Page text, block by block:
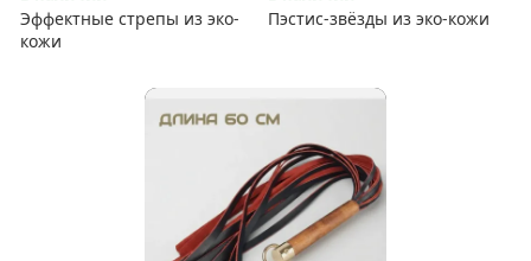
Эффектные стрепы из эко-
кожи
Пэстис-звёзды из эко-кожи